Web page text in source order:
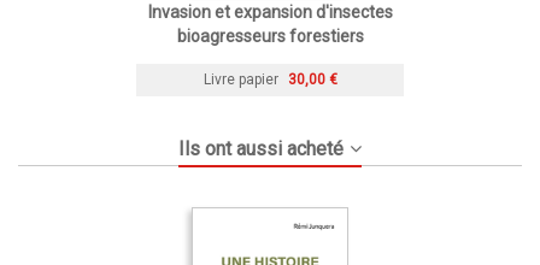
Invasion et expansion d'insectes
bioagresseurs forestiers
Livre papier 30,00 €
Ils ont aussi acheté